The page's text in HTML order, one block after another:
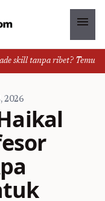
menu
skill tanpa ribet? Temukan
2026